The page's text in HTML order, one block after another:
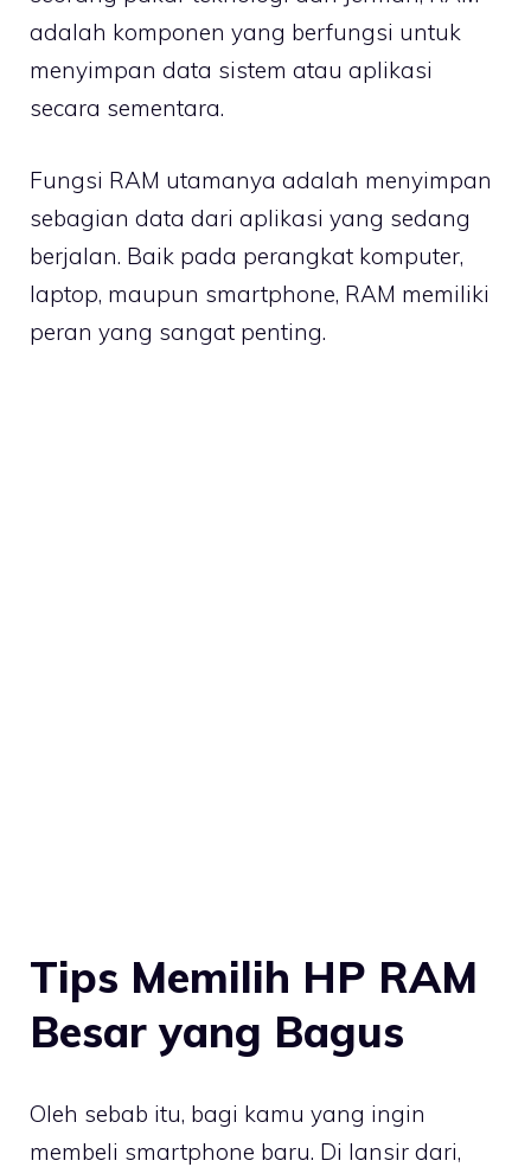
adalah komponen yang berfungsi untuk
menyimpan data sistem atau aplikasi
secara sementara.
Fungsi RAM utamanya adalah menyimpan
sebagian data dari aplikasi yang sedang
berjalan. Baik pada perangkat komputer,
laptop, maupun smartphone, RAM memiliki
peran yang sangat penting.
Tips Memilih HP RAM
Besar yang Bagus
Oleh sebab itu, bagi kamu yang ingin
membeli smartphone baru. Di lansir dari,